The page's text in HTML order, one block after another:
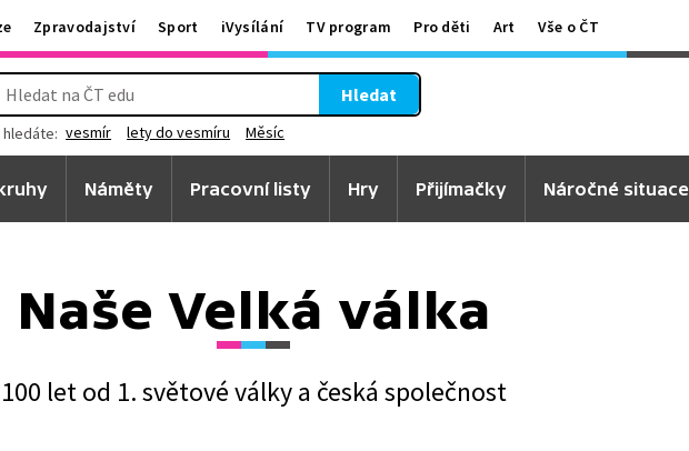
Zpravodajství Sport iVysílání TV program Pro děti Art Vše o ČT
Hledat
hledáte: vesmír lety do vesmíru Měsíc
Náměty Pracovní listy Hry Přijímačky Náročné situace
Naše Velká válka
100 let od 1. světové války a česká společnost